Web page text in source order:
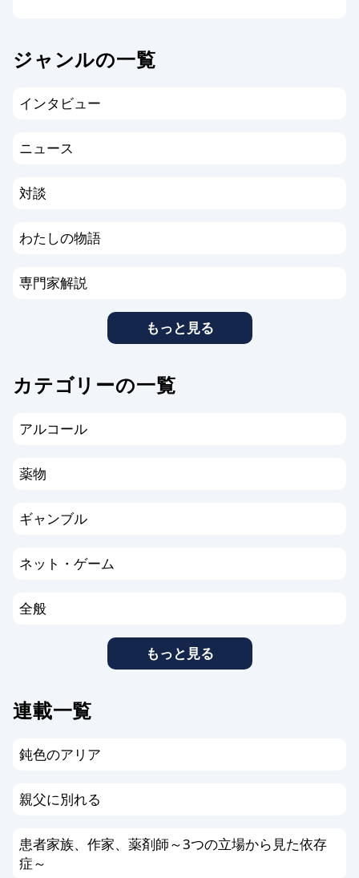
ジャンルの一覧
インタビュー
ニュース
対談
わたしの物語
専門家解説
もっと見る
カテゴリーの一覧
アルコール
薬物
ギャンブル
ネット・ゲーム
全般
もっと見る
連載一覧
鈍色のアリア
親父に別れる
患者家族、作家、薬剤師～3つの立場から見た依存
症～